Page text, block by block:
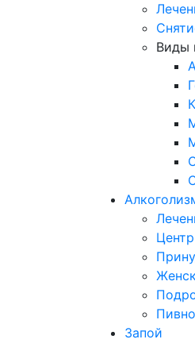
Виды
Запой